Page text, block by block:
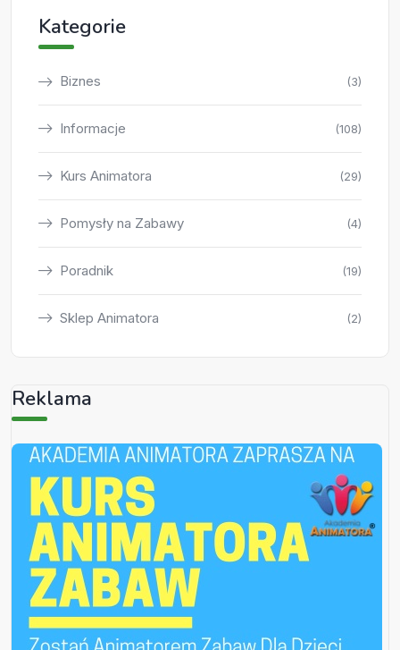
Kategorie
Biznes (3)
Informacje (108)
Kurs Animatora (29)
Pomysły na Zabawy (4)
Poradnik (19)
Sklep Animatora (2)
Reklama